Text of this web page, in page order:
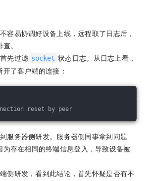
易协调好设备上线，远程取了日志后，
。
先过滤 socket 状态日志。从日志上看，
了客户端的连接：
reset by peer
服务器侧研发。服务器侧同事拿到问题
为存在相同的终端信息登入，导致设备被
侧研发，看到此结论，首先怀疑是否有不